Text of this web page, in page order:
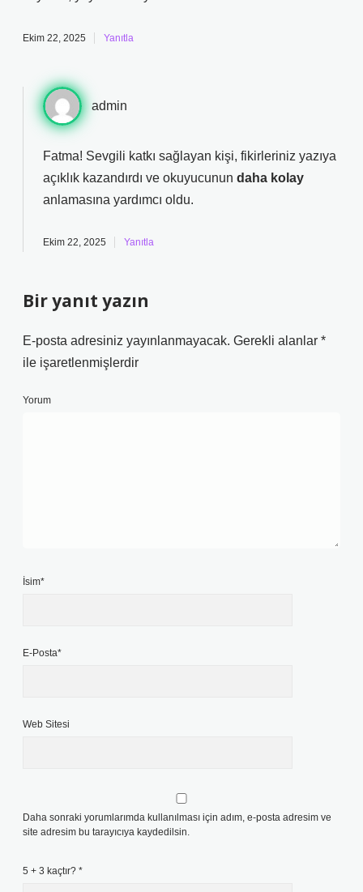
Ekim 22, 2025 Yanıtla
admin
Fatma! Sevgili katkı sağlayan kişi, fikirleriniz yazıya
açıklık kazandırdı ve okuyucunun daha kolay
anlamasına yardımcı oldu.
Ekim 22, 2025 Yanıtla
Bir yanıt yazın
E-posta adresiniz yayınlanmayacak. Gerekli alanlar *
ile işaretlenmişlerdir
Yorum
İsim*
E-Posta*
Web Sitesi
Daha sonraki yorumlarımda kullanılması için adım, e-posta adresim ve
site adresim bu tarayıcıya kaydedilsin.
5 + 3 kaçtır? *